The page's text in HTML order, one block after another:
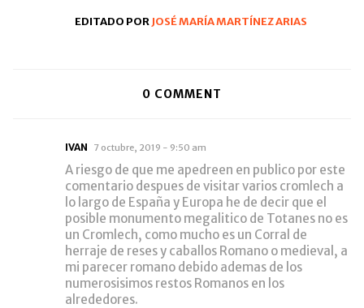
EDITADO PORJOSÉ MARÍA MARTÍNEZ ARIAS
0 COMMENT
IVAN 7 octubre, 2019 - 9:50 am
A riesgo de que me apedreen en publico por este
comentario despues de visitar varios cromlech a
lo largo de España y Europa he de decir que el
posible monumento megalitico de Totanes no es
un Cromlech, como mucho es un Corral de
herraje de reses y caballos Romano o medieval, a
mi parecer romano debido ademas de los
numerosisimos restos Romanos en los
alrededores.